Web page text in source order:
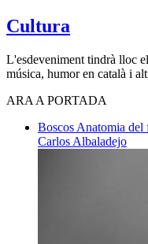
Cultura
L'esdeveniment tindrà lloc
música, humor en català i
ARA A PORTADA
Boscos Anatomia del
Carlos Albaladejo